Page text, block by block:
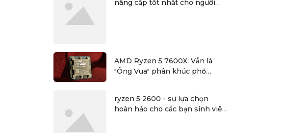
nâng cấp tốt nhất cho người
AMD Ryzen 5 7600X: Vẫn là
"Ông Vua" phân khúc phổ
ryzen 5 2600 - sự lựa chọn
hoàn hảo cho các bạn sinh viên